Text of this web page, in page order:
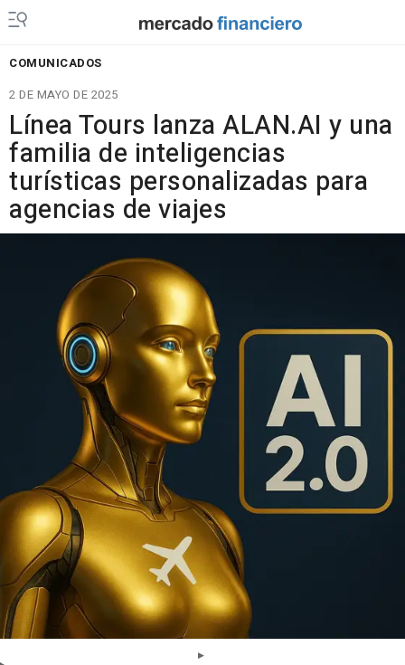
COMUNICADOS
2 DE MAYO DE 2025
Línea Tours lanza ALAN.AI y una
familia de inteligencias
turísticas personalizadas para
agencias de viajes